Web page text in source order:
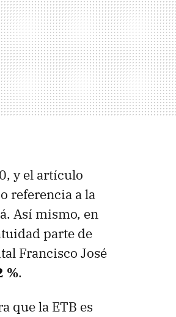
y el artículo
referencia a la
Así mismo, en
parte de
Francisco José
%.
que la ETB es